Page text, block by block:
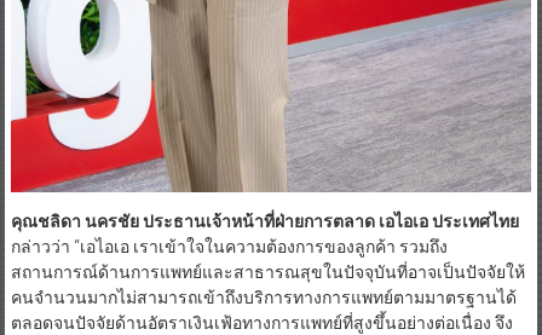
คุณชลิดา นครชัย ประธานเจ้าหน้าที่ฝ่ายการตลาด เอไอเอ ประเทศไทย
กล่าวว่า “เอไอเอ เราเข้าใจในความต้องการของลูกค้า รวมถึง
สถานการณ์ด้านการแพทย์และสาธารณสุขในปัจจุบันที่อาจเป็นปัจจัยให้
คนจำนวนมากไม่สามารถเข้าถึงบริการทางการแพทย์ตามมาตรฐานได้
ตลอดจนปัจจัยด้านอัตราเงินเฟ้อทางการแพทย์ที่สูงขึ้นอย่างต่อเนื่อง จึง